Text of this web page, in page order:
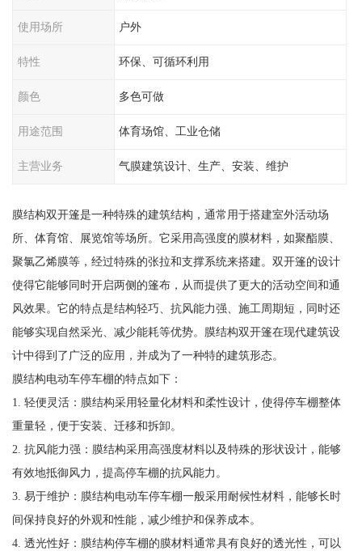
使用场所 户外
特性 环保、可循环利用
颜色 多色可做
用途范围 体育场馆、工业仓储
主营业务 气膜建筑设计、生产、安装、维护
膜结构双开篷是一种特殊的建筑结构，通常用于搭建室外活动场
所、体育馆、展览馆等场所。它采用高强度的膜材料，如聚酯膜、
聚氯乙烯膜等，经过特殊的张拉和支撑系统来搭建。双开篷的设计
使得它能够同时开启两侧的篷布，从而提供了更大的活动空间和通
风效果。它的特点是结构轻巧、抗风能力强、施工周期短，同时还
能够实现自然采光、减少能耗等优势。膜结构双开篷在现代建筑设
计中得到了广泛的应用，并成为了一种特的建筑形态。
膜结构电动车停车棚的特点如下：
1. 轻便灵活：膜结构采用轻量化材料和柔性设计，使得停车棚整体
重量轻，便于安装、迁移和拆卸。
2. 抗风能力强：膜结构采用高强度材料以及特殊的形状设计，能够
有效地抵御风力，提高停车棚的抗风能力。
3. 易于维护：膜结构电动车停车棚一般采用耐候性材料，能够长时
间保持良好的外观和性能，减少维护和保养成本。
4. 透光性好：膜结构停车棚的膜材料通常具有良好的透光性，可以